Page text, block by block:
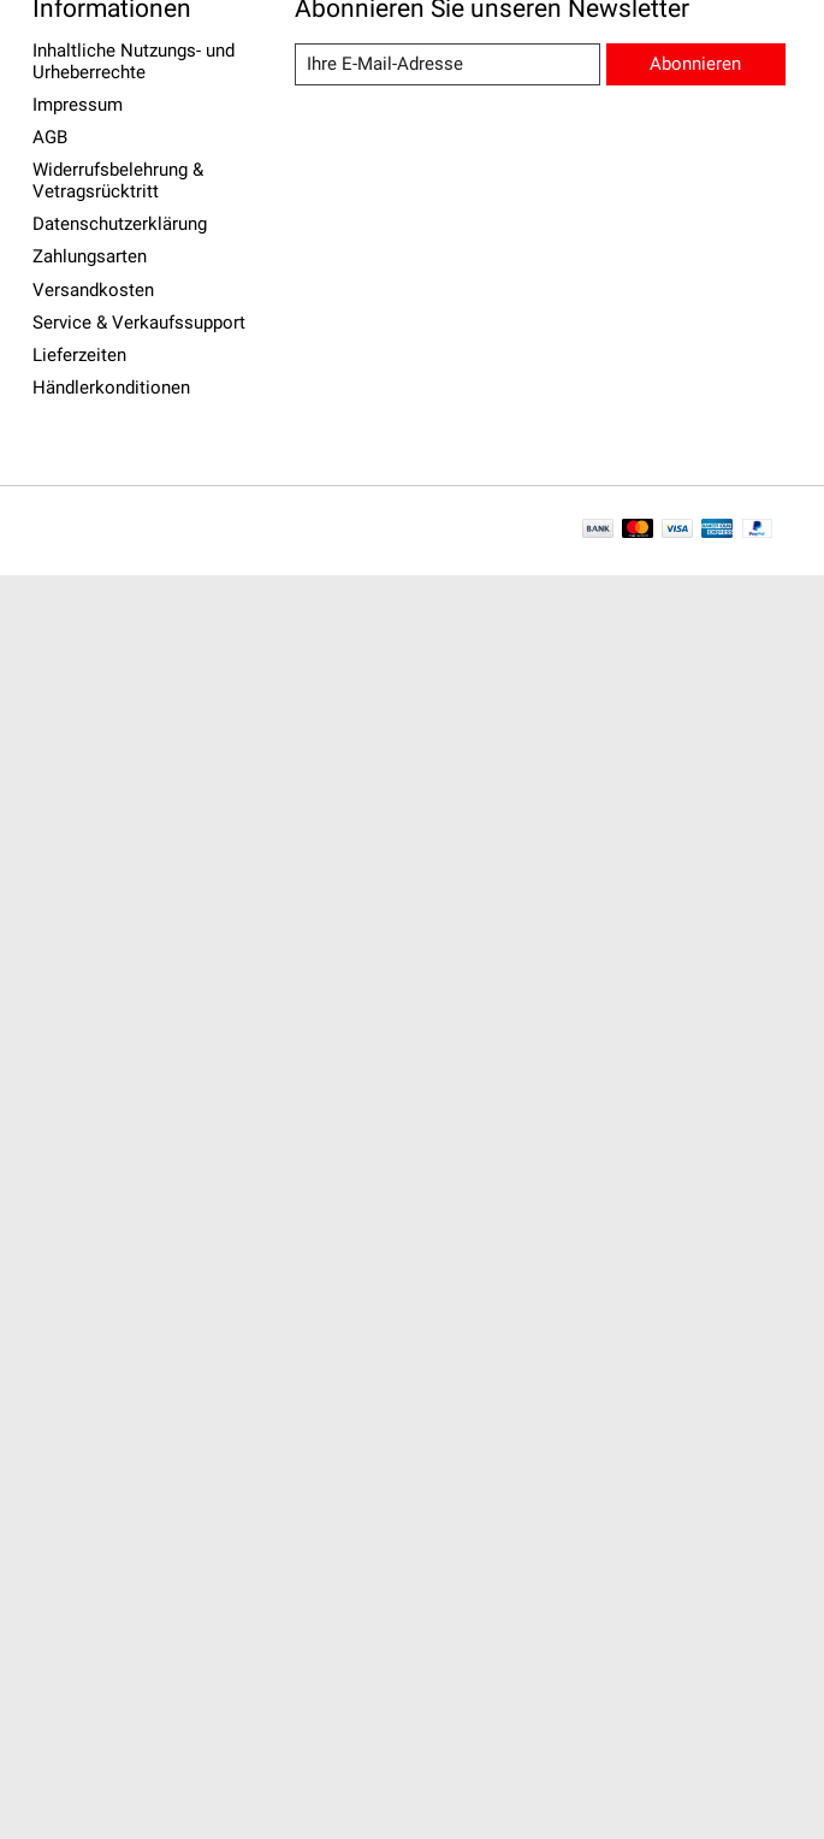
Informationen
Inhaltliche Nutzungs- und
Urheberrechte
Impressum
AGB
Widerrufsbelehrung &
Vetragsrücktritt
Datenschutzerklärung
Zahlungsarten
Versandkosten
Service & Verkaufssupport
Lieferzeiten
Händlerkonditionen
Abonnieren Sie unseren Newsletter
Abonnieren